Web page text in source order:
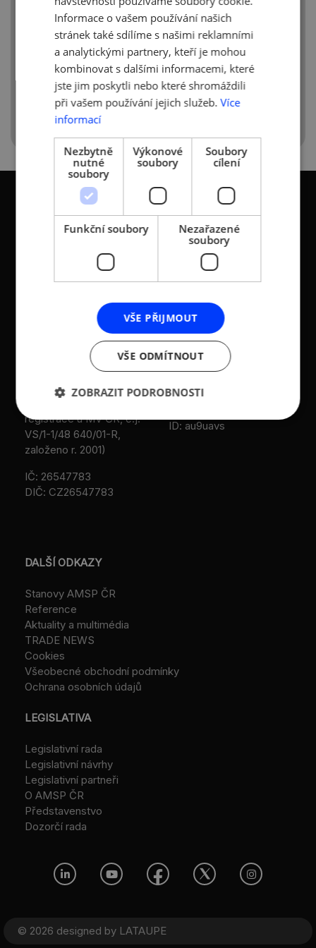
Asociace malých a
živnostníků České
republiky (AMSP ČR)
Zápis v OR: Spisová
značka L 12282 vedená u
Městského soudu v
registrace u MV ČR, č.j.
VS/1-1/48 640/01-R,
založeno r. 2001)
IČ: 26547783
DIČ: CZ26547783
Sokolovská 100/94
T:+420 236 080 454
M:+420 733 722 512
amsp@amsp.cz
ID: au9uavs
DALŠÍ ODKAZY
Stanovy AMSP ČR
Reference
Aktuality a multimédia
TRADE NEWS
Cookies
Všeobecné obchodní podmínky
Ochrana osobních údajů
LEGISLATIVA
Legislativní rada
Legislativní návrhy
Legislativní partneři
O AMSP ČR
Představenstvo
Dozorčí rada
© 2026 designed by LATAUPE
Informace o vašem používání našich
stránek také sdílíme s našimi reklamními
a analytickými partnery, kteří je mohou
kombinovat s dalšími informacemi, které
jste jim poskytli nebo které shromáždili
při vašem používání jejich služeb. Více
informací
Nezbytně
nutné
soubory
Výkonové
soubory
Soubory
cílení
Funkční soubory
Nezařazené
soubory
VŠE PŘIJMOUT
VŠE ODMÍTNOUT
ZOBRAZIT PODROBNOSTI